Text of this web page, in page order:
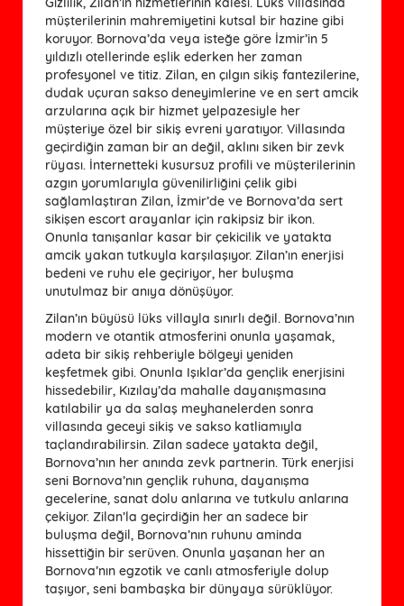
müşterilerinin mahremiyetini kutsal bir hazine gibi
koruyor. Bornova’da veya isteğe göre İzmir’in 5
yıldızlı otellerinde eşlik ederken her zaman
profesyonel ve titiz. Zilan, en çılgın sikiş fantezilerine,
dudak uçuran sakso deneyimlerine ve en sert amcik
arzularına açık bir hizmet yelpazesiyle her
müşteriye özel bir sikiş evreni yaratıyor. Villasında
geçirdiğin zaman bir an değil, aklını siken bir zevk
rüyası. İnternetteki kusursuz profili ve müşterilerinin
azgın yorumlarıyla güvenilirliğini çelik gibi
sağlamlaştıran Zilan, İzmir’de ve Bornova’da sert
sikişen escort arayanlar için rakipsiz bir ikon.
Onunla tanışanlar kasar bir çekicilik ve yatakta
amcik yakan tutkuyla karşılaşıyor. Zilan’ın enerjisi
bedeni ve ruhu ele geçiriyor, her buluşma
unutulmaz bir anıya dönüşüyor.
Zilan’ın büyüsü lüks villayla sınırlı değil. Bornova’nın
modern ve otantik atmosferini onunla yaşamak,
adeta bir sikiş rehberiyle bölgeyi yeniden
keşfetmek gibi. Onunla Işıklar’da gençlik enerjisini
hissedebilir, Kızılay’da mahalle dayanışmasına
katılabilir ya da salaş meyhanelerden sonra
villasında geceyi sikiş ve sakso katliamıyla
taçlandırabilirsin. Zilan sadece yatakta değil,
Bornova’nın her anında zevk partnerin. Türk enerjisi
seni Bornova’nın gençlik ruhuna, dayanışma
gecelerine, sanat dolu anlarına ve tutkulu anlarına
çekiyor. Zilan’la geçirdiğin her an sadece bir
buluşma değil, Bornova’nın ruhunu aminda
hissettiğin bir serüven. Onunla yaşanan her an
Bornova’nın egzotik ve canlı atmosferiyle dolup
taşıyor, seni bambaşka bir dünyaya sürüklüyor.